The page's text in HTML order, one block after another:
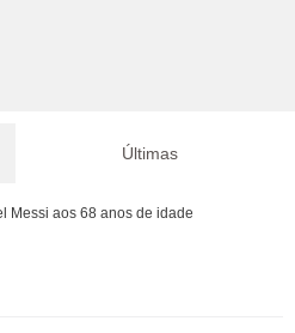
amizade com Ana Paula Renault
Últimas
Messi aos 68 anos de idade